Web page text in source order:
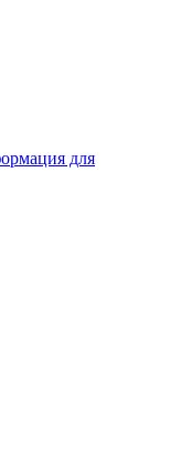
для